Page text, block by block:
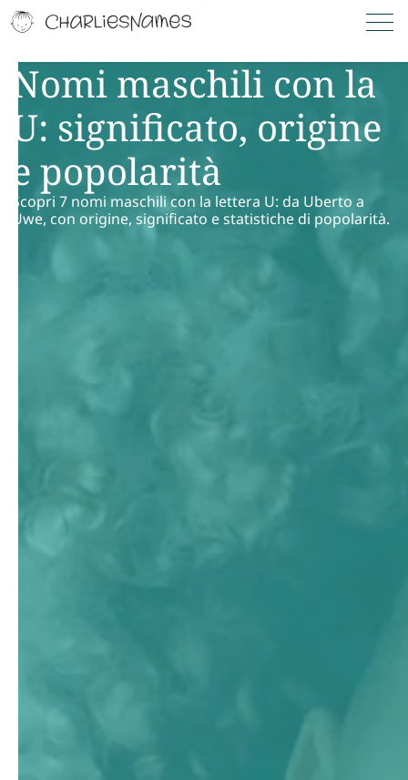
Nomi maschili con la
U: significato, origine
e popolarità
Scopri 7 nomi maschili con la lettera U: da Uberto a
Uwe, con origine, significato e statistiche di popolarità.